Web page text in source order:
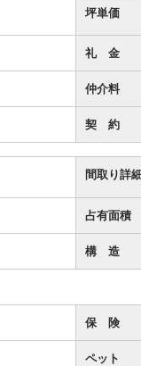
坪単価
礼 金
仲介料
契 約
間取り詳細
占有面積
構 造
保 険
ペット